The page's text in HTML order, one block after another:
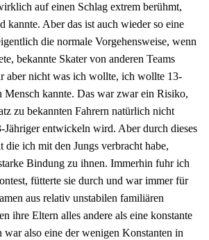
auf einen Schlag extrem berühmt,
kannte. Aber das ist auch wieder so eine
die normale Vorgehensweise, wenn
bekannte Skater von anderen Teams
aber nicht was ich wollte, ich wollte 13-
kannte. Das war zwar ein Risiko,
zu bekannten Fahrern natürlich nicht
entwickeln wird. Aber durch dieses
ich mit den Jungs verbracht habe,
Bindung zu ihnen. Immerhin fuhr ich
fütterte sie durch und war immer für
aus relativ unstabilen familiären
ihre Eltern alles andere als eine konstante
war also eine der wenigen Konstanten in